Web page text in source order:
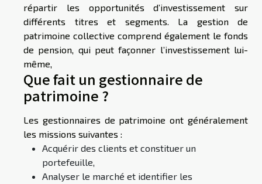
répartir les opportunités d’investissement sur
différents titres et segments. La gestion de
patrimoine collective comprend également le fonds
de pension, qui peut façonner l’investissement lui-
même,
Que fait un gestionnaire de
patrimoine ?
Les gestionnaires de patrimoine ont généralement
les missions suivantes :
Acquérir des clients et constituer un
portefeuille,
Analyser le marché et identifier les